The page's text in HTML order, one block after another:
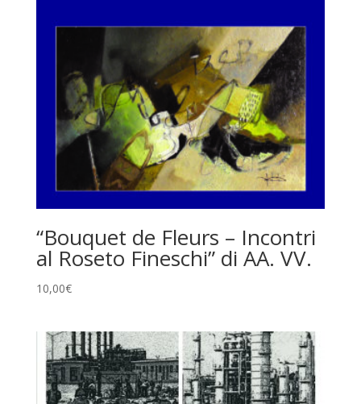
“Bouquet de Fleurs – Incontri
al Roseto Fineschi” di AA. VV.
10,00€